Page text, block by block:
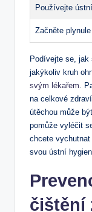
Používejte
Začněte
Podívejte se,
jakýkoliv kruh
svým lékařem.
na celkové
útěchou může
pomůže vyléčit
chcete
⁤svou ústní
čištění